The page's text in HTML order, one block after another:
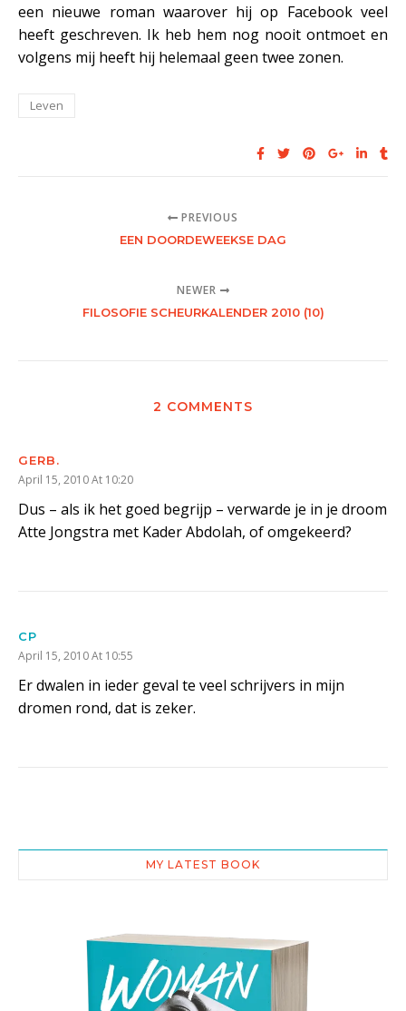
een nieuwe roman waarover hij op Facebook veel
heeft geschreven. Ik heb hem nog nooit ontmoet en
volgens mij heeft hij helemaal geen twee zonen.
Leven
PREVIOUS
EEN DOORDEWEEKSE DAG
NEWER
FILOSOFIE SCHEURKALENDER 2010 (10)
2 COMMENTS
GERB.
April 15, 2010 At 10:20
Dus – als ik het goed begrijp – verwarde je in je droom
Atte Jongstra met Kader Abdolah, of omgekeerd?
CP
April 15, 2010 At 10:55
Er dwalen in ieder geval te veel schrijvers in mijn
dromen rond, dat is zeker.
MY LATEST BOOK